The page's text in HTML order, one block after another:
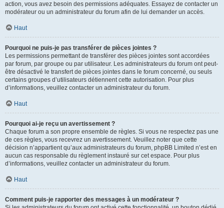
action, vous avez besoin des permissions adéquates. Essayez de contacter un
modérateur ou un administrateur du forum afin de lui demander un accès.
Haut
Pourquoi ne puis-je pas transférer de pièces jointes ?
Les permissions permettant de transférer des pièces jointes sont accordées
par forum, par groupe ou par utilisateur. Les administrateurs du forum ont peut-
être désactivé le transfert de pièces jointes dans le forum concerné, ou seuls
certains groupes d’utilisateurs détiennent cette autorisation. Pour plus
d’informations, veuillez contacter un administrateur du forum.
Haut
Pourquoi ai-je reçu un avertissement ?
Chaque forum a son propre ensemble de règles. Si vous ne respectez pas une
de ces règles, vous recevrez un avertissement. Veuillez noter que cette
décision n’appartient qu’aux administrateurs du forum, phpBB Limited n’est en
aucun cas responsable du règlement instauré sur cet espace. Pour plus
d’informations, veuillez contacter un administrateur du forum.
Haut
Comment puis-je rapporter des messages à un modérateur ?